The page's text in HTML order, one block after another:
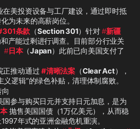
在美投资设备与工厂建设，通过即时抵
为未来的高薪岗位。
条款 （Section 301）针对 #新疆
产能过剩进行调查。目前部分行业关
#日本（Japan）此前已向美国支付了
正推动通过 #清晰法案（Clear Act），
逻辑”的绿色补贴，清理体制腐败。
国参与购买日元并支持日元加息，是为
抛售美国国债（1万亿美元），从而稳
年式的亚洲金融危机重演。